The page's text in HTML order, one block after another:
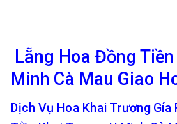
Lẵng Hoa Đồng
Minh Cà Mau Giao
Dịch Vụ Hoa Khai Trương Gía